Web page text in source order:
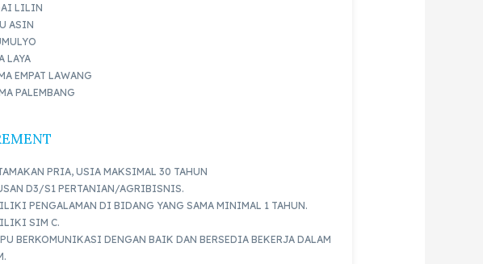
LILIN
ASIN
LAYA
EMPAT LAWANG
PALEMBANG
PRIA, USIA MAKSIMAL 30 TAHUN
D3/S1 PERTANIAN/AGRIBISNIS.
PENGALAMAN DI BIDANG YANG SAMA MINIMAL 1 TAHUN.
SIM C.
BERKOMUNIKASI DENGAN BAIK DAN BERSEDIA BEKERJA DALAM